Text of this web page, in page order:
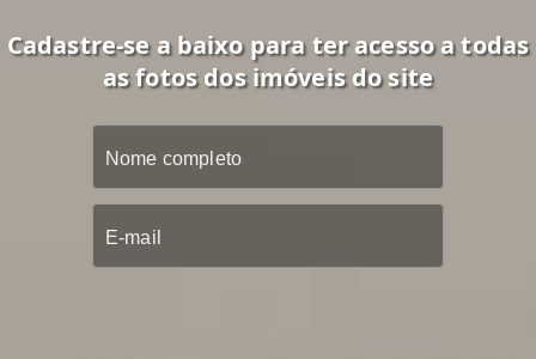
Cadastre-se a baixo para ter acesso a todas
as fotos dos imóveis do site